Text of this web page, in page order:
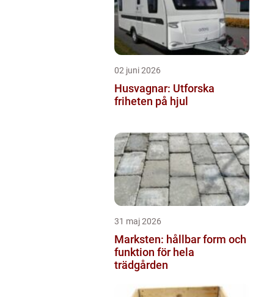
02 juni 2026
Husvagnar: Utforska
friheten på hjul
31 maj 2026
Marksten: hållbar form och
funktion för hela
trädgården